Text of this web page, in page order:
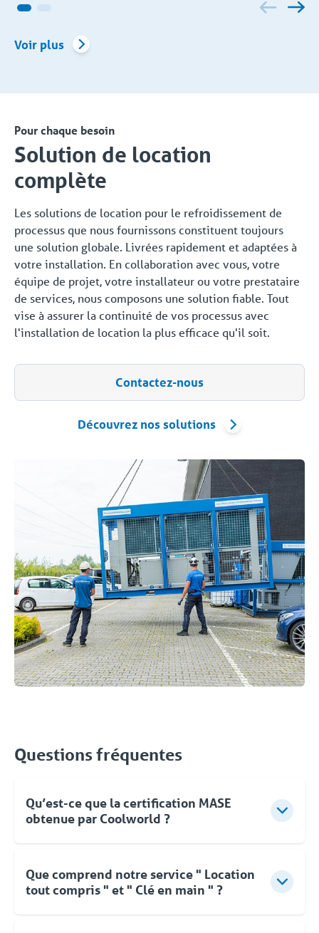
Voir plus
Pour chaque besoin
Solution de location
complète
Les solutions de location pour le refroidissement de
processus que nous fournissons constituent toujours
une solution globale. Livrées rapidement et adaptées à
votre installation. En collaboration avec vous, votre
équipe de projet, votre installateur ou votre prestataire
de services, nous composons une solution fiable. Tout
vise à assurer la continuité de vos processus avec
l'installation de location la plus efficace qu'il soit.
Contactez-nous
Découvrez nos solutions
Questions fréquentes
Qu’est-ce que la certification MASE
obtenue par Coolworld ?
l’amélioration permanente et continue des
performances sur la Sécurité, la Santé et
l’Environnement.
Que comprend notre service " Location
tout compris " et " Clé en main " ?